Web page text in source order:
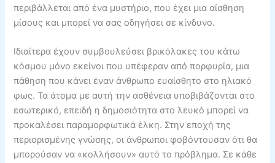
περιβάλλεται από ένα μυστήριο, που έχει μια αίσθηση
μίσους και μπορεί να σας οδηγήσει σε κίνδυνο.
Ιδιαίτερα έχουν συμβουλεύσει βρικόλακες του κάτω
κόσμου μόνο εκείνοι που υπέφεραν από πορφυρία, μια
πάθηση που κάνει έναν άνθρωπο ευαίσθητο στο ηλιακό
φως. Τα άτομα με αυτή την ασθένεια υποβιβάζονται στο
εσωτερικό, επειδή η δημοσιότητα στο λευκό μπορεί να
προκαλέσει παραμορφωτικά έλκη. Στην εποχή της
περιορισμένης γνώσης, οι άνθρωποι φοβόντουσαν ότι θα
μπορούσαν να «κολλήσουν» αυτό το πρόβλημα. Σε κάθε